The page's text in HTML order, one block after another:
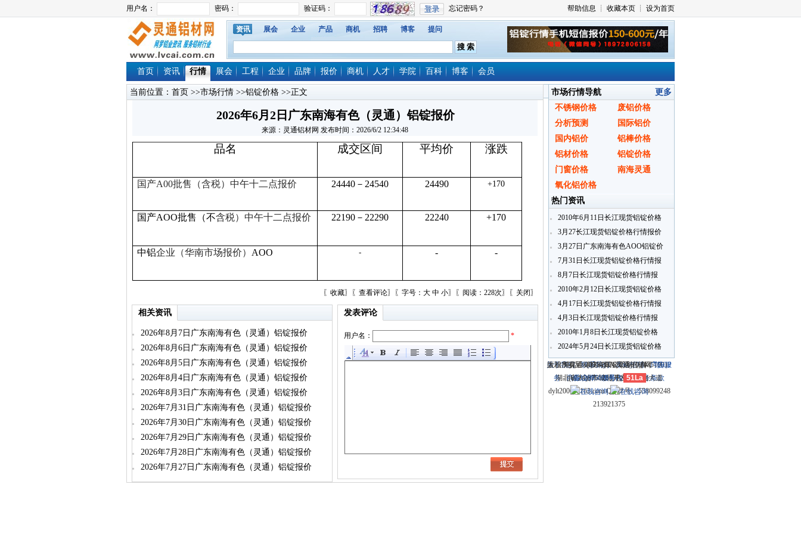
资讯 展会 企业 产品 商机 招聘 博客 提问
首页 资讯 行情 展会 工程 企业 品牌 报价 商机 人才 学院 百科 博客 会员
当前位置： 首页 >>市场行情 >>铝锭价格 >>正文
2026年6月2日广东南海有色（灵通）铝锭报价
来源：灵通铝材网 发布时间：2026/6/2 12:34:48
品名 成交区间 平均价 涨跌
国产A00批售（含税）中午十二点报价 24440－24540 24490 +170
国产AOO批售（不含税）中午十二点报价 22190－22290 22240 +170
中铝企业（华南市场报价） AOO - - -
〖 收藏〗〖 查看评论〗〖字号： 大 中 小〗〖阅读：228次〗〖 关闭〗
相关资讯
2026年8月7日广东南海有色（灵通）铝锭报价
2026年8月6日广东南海有色（灵通）铝锭报价
2026年8月5日广东南海有色（灵通）铝锭报价
2026年8月4日广东南海有色（灵通）铝锭报价
2026年8月3日广东南海有色（灵通）铝锭报价
2026年7月31日广东南海有色（灵通）铝锭报价
2026年7月30日广东南海有色（灵通）铝锭报价
2026年7月29日广东南海有色（灵通）铝锭报价
2026年7月28日广东南海有色（灵通）铝锭报价
2026年7月27日广东南海有色（灵通）铝锭报价
发表评论
用户名： *
市场行情导航
更多
不锈钢价格
废铝价格
分析预测
国际铝价
国内铝价
铝棒价格
铝材价格
铝锭价格
门窗价格
南海灵通
氧化铝价格
热门资讯
2010年6月11日长江现货铝锭价格
行情报价
3月27长江现货铝锭价格行情报价
3月27日广东南海有色AOO铝锭价
7月31日长江现货铝锭价格行情报
8月7日长江现货铝锭价格行情报
2010年2月12日长江现货铝锭价格
行情报价
4月17日长江现货铝锭价格行情报
4月3日长江现货铝锭价格行情报
2010年1月8日长江现货铝锭价格
行情报价
2024年5月24日长江现货铝锭价格
行情报价
关于我们-联系我们-本站招聘-广告服
务- 商业合作-服务内容-服务条款
电话：(0714)8765286 传真：
(0714)8765285 电子邮件：
dylt2006@163.com QQ群号：558099248
213921375
大冶市灵通科技有限公司 @ （435100）
湖北省大冶市城北开发区新冶大道
版权所有 © 2006-2026灵通铝材网鄂ICP
备12005698号-1
51La